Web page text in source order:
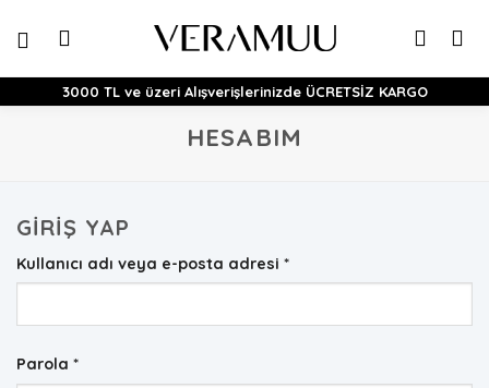
atla
3000 TL ve üzeri Alışverişlerinizde ÜCRETSİZ KARGO
HESABIM
GIRIŞ YAP
Kullanıcı adı veya e-posta adresi *Gerekli
Parola *Gerekli